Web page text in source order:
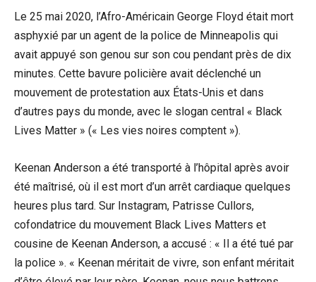
Le 25 mai 2020, l’Afro-Américain George Floyd était mort
asphyxié par un agent de la police de Minneapolis qui
avait appuyé son genou sur son cou pendant près de dix
minutes. Cette bavure policière avait déclenché un
mouvement de protestation aux États-Unis et dans
d’autres pays du monde, avec le slogan central « Black
Lives Matter » (« Les vies noires comptent »).
Keenan Anderson a été transporté à l’hôpital après avoir
été maîtrisé, où il est mort d’un arrêt cardiaque quelques
heures plus tard. Sur Instagram, Patrisse Cullors,
cofondatrice du mouvement Black Lives Matters et
cousine de Keenan Anderson, a accusé : « Il a été tué par
la police ». « Keenan méritait de vivre, son enfant méritait